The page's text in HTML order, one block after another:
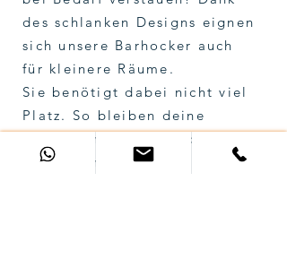
des schlanken Designs eignen
sich unsere Barhocker auch
für kleinere Räume.
Sie benötigt dabei nicht viel
Platz. So bleiben deine
Wohnräume luftig und
aufgeräumt.